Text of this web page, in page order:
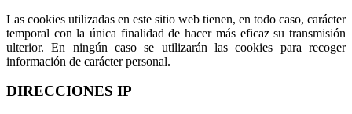
Las cookies utilizadas en este sitio web tienen, en todo caso, carácter
temporal con la única finalidad de hacer más eficaz su transmisión
ulterior. En ningún caso se utilizarán las cookies para recoger
información de carácter personal.
DIRECCIONES IP